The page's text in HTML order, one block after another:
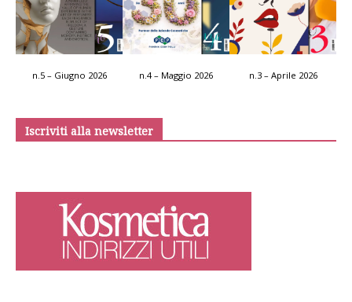
n.5 – Giugno 2026 n.4 – Maggio 2026 n.3 – Aprile 2026
Iscriviti alla newsletter